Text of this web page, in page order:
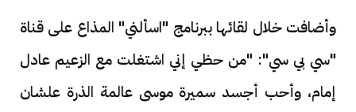
وأضافت خلال لقائها ببرنامج "اسألني" المذاع على قناة
"سي بي سي": "من حظي إني اشتغلت مع الزعيم عادل
إمام، وأحب أجسد سميرة موسى عالمة الذرة علشان